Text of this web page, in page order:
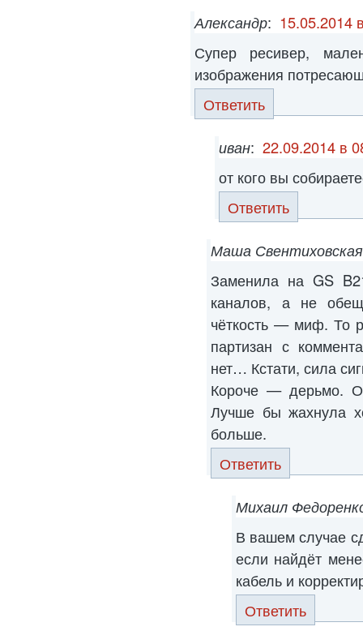
Александр: 15.05.2014
Супер ресивер,
изображения
Ответить
иван: 22.09.2014 в
от кого вы
Ответить
Маша
Заменила на GS
каналов, а не
чёткость — миф. То
партизан с
нет… Кстати, сила
Короче — дерьмо.
Лучше бы жахнула
больше.
Ответить
Михаил
В вашем случае
если найдёт
кабель и
Ответить